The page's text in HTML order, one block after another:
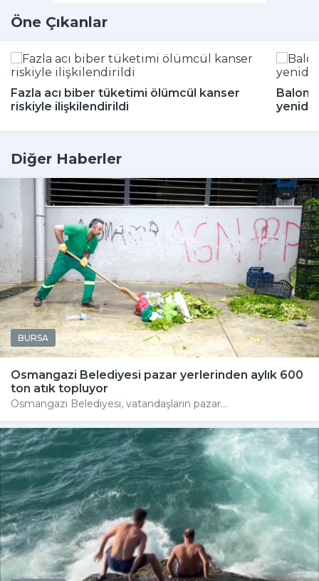
Öne Çıkanlar
Fazla acı biber tüketimi ölümcül kanser
riskiyle ilişkilendirildi
Balon
Diğer Haberler
BURSA
Osmangazi Belediyesi pazar yerlerinden aylık 600
ton atık topluyor
Osmangazi Belediyesi, vatandaşların pazar...